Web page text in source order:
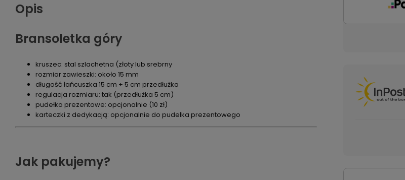
Opis
Bransoletka góry
kruszec: stal szlachetna (złoty lub srebrny
rozmiar zawieszki: około 15 mm
długość łańcuszka 15 cm + 5 cm przedłużka
regulacja rozmiaru: tak (przedłużka 5 cm)
pudełko prezentowe: opcjonalnie (10 zł)
karteczki z dedykacją: opcjonalnie do pudełka prezentowego
Jak pakujemy?